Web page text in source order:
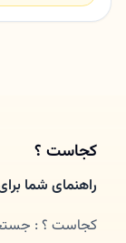
کجاست ؟
راهنمای شما
کجاست ؟ :